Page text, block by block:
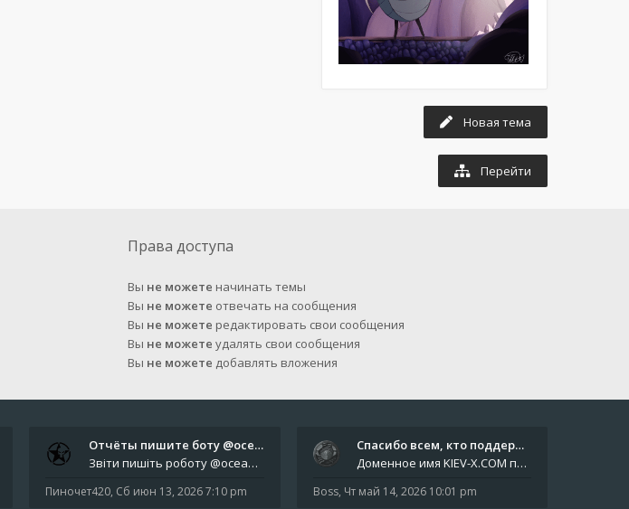
Новая тема
Перейти
Права доступа
Вы не можете начинать темы
Вы не можете отвечать на сообщения
Вы не можете редактировать свои сообщения
Вы не можете удалять свои сообщения
Вы не можете добавлять вложения
Отчёты пишите боту @oceanfish…
Звіти пишіть роботу @oceanfishbotbot Друзі, важливе повідомлення для учасників форума. Основне звернення опублікован
Пиночет420, Сб июн 13, 2026 7:10 pm
Спасибо всем, кто поддерживае…
Доменное имя KIEV-X.COM продлено до третьей декады августа 2027 года! Спасибо всем анонимным пользователям, которые по
Boss, Чт май 14, 2026 10:01 pm